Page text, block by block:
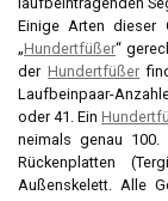
Einige Arten dieser
„Hundertfüßer“
derHundertfüßer
Laufbeinpaar-
oder 41. Ein
neimals genau 100.
Rückenplatten
Außenskelett. Alle